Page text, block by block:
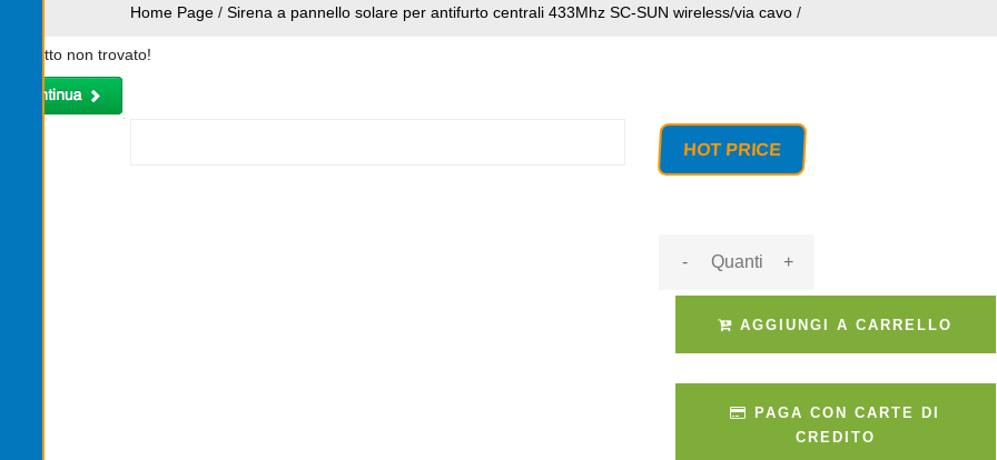
Home Page / Sirena a pannello solare per antifurto centrali 433Mhz SC-SUN wireless/via cavo /
Prodotto non trovato!
HOT PRICE
- +
AGGIUNGI A CARRELLO
CREDITO